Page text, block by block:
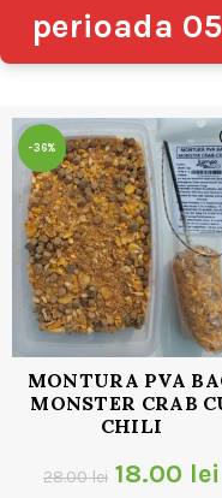
perioada
-36%
MONTURA PVA
MONSTER CRAB
CHILI
28.00lei Prețul
18.00 lei